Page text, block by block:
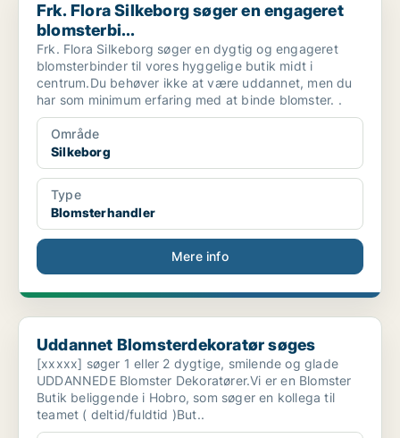
Frk. Flora Silkeborg søger en engageret
blomsterbi...
Frk. Flora Silkeborg søger en dygtig og engageret
blomsterbinder til vores hyggelige butik midt i
centrum.Du behøver ikke at være uddannet, men du
har som minimum erfaring med at binde blomster. .
Område
Silkeborg
Type
Blomsterhandler
Mere info
Uddannet Blomsterdekoratør søges
Uddannet Blomsterdekoratør søges
[xxxxx] søger 1 eller 2 dygtige, smilende og glade
UDDANNEDE Blomster Dekoratører.Vi er en Blomster
Butik beliggende i Hobro, som søger en kollega til
teamet ( deltid/fuldtid )But..